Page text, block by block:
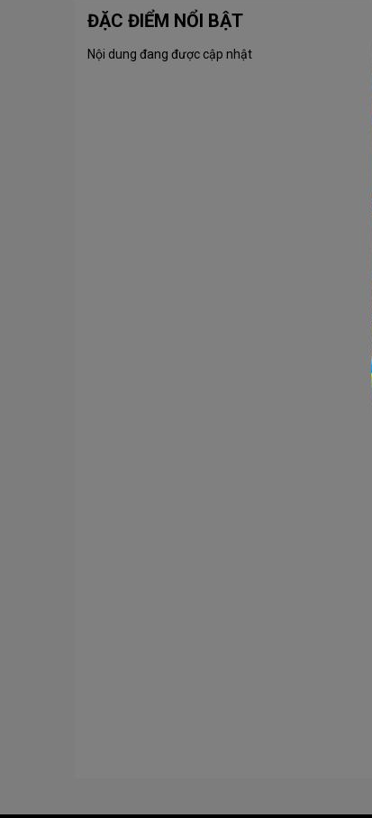
ĐẶC ĐIỂM NỔI BẬT
Nội dung đang được cập nhật